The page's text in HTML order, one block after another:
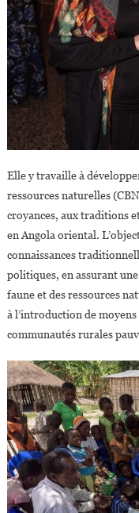
Elle y travaille à
ressources naturelles
croyances, aux traditions
en Angola oriental.
connaissances
politiques, en assurant
faune et des ressources
à l’introduction de
communautés rurales